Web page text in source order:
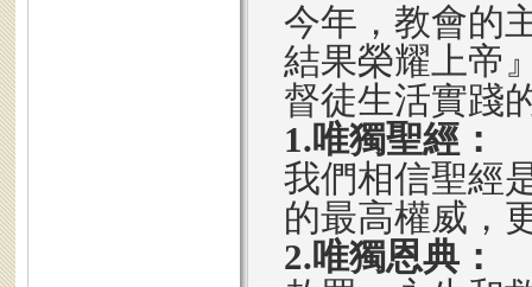
今年，教會的
結果榮耀上帝
督徒生活實踐
1.唯獨聖經：
我們相信聖經
的最高權威，
2.唯獨恩典：